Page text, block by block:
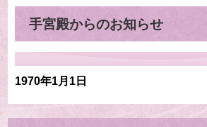
手宮殿からのお知らせ
1970年1月1日